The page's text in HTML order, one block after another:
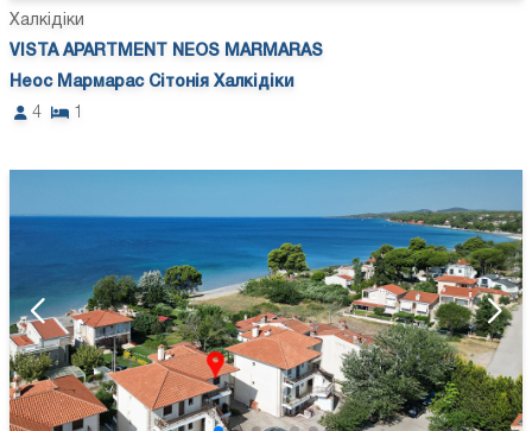
Халкідіки
VISTA APARTMENT NEOS MARMARAS
Неос Мармарас Сітонія Халкідіки
4
1